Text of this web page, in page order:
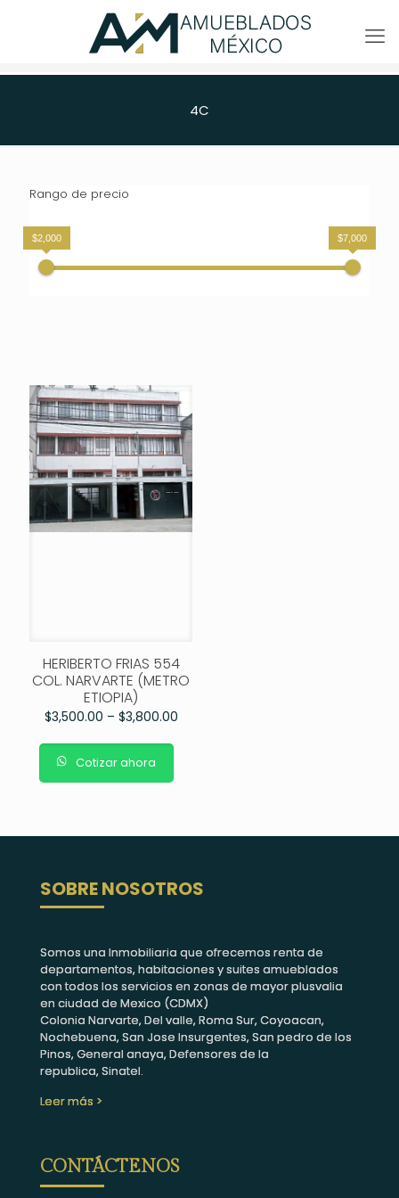
4C
Rango de precio
$2,000 $7,000
HERIBERTO FRIAS 554
COL. NARVARTE (METRO
ETIOPIA)
$3,500.00 – $3,800.00
Cotizar ahora
SOBRE NOSOTROS
Somos una Inmobiliaria que ofrecemos renta de
departamentos, habitaciones y suites amueblados
con todos los servicios en zonas de mayor plusvalia
en ciudad de Mexico (CDMX)
Colonia Narvarte, Del valle, Roma Sur, Coyoacan,
Nochebuena, San Jose Insurgentes, San pedro de los
Pinos, General anaya, Defensores de la
republica, Sinatel.
Leer más >
CONTÁCTENOS